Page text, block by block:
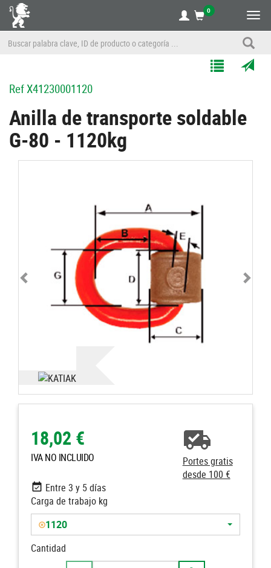
0
a
Listas
RefX41230001120
Anilla de transporte soldable
G-80 - 1120kg
18,02 €
IVA NO INCLUIDO
Portes gratis
desde 100 €
Entre 3 y 5 días
Carga de trabajo kg
1120
Cantidad